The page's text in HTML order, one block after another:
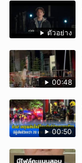
ตัวอย่าง
00:48
00:50